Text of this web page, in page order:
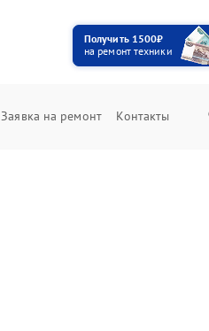
Получить 1500₽
на ремонт техники
Заявка на ремонт Контакты